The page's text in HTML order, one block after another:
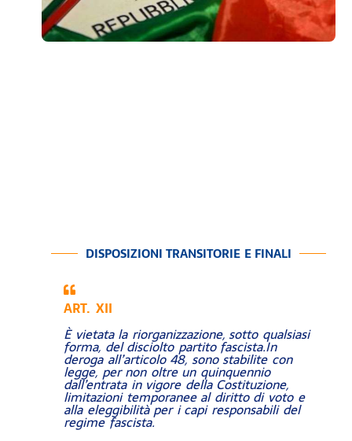
DISPOSIZIONI TRANSITORIE E FINALI
ART. XII
È vietata la riorganizzazione, sotto qualsiasi
forma, del disciolto partito fascista.In
deroga all’articolo 48, sono stabilite con
legge, per non oltre un quinquennio
dall’entrata in vigore della Costituzione,
limitazioni temporanee al diritto di voto e
alla eleggibilità per i capi responsabili del
regime fascista.